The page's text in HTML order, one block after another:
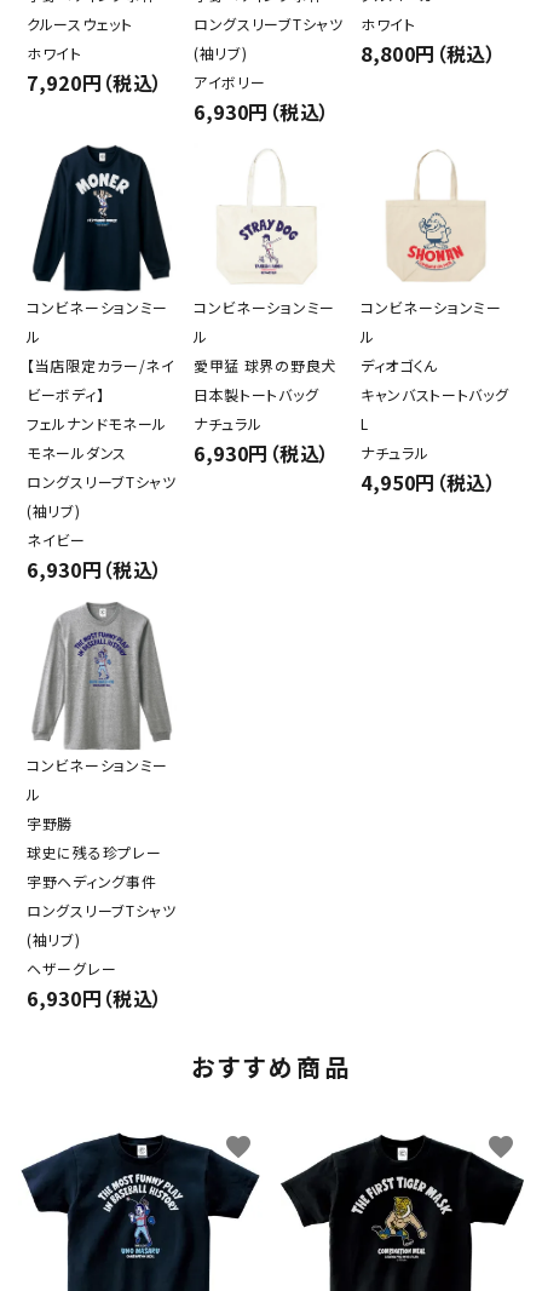
クルースウェット
ホワイト
7,920円（税込）
ロングスリーブTシャツ
(袖リブ)
アイボリー
6,930円（税込）
ホワイト
8,800円（税込）
コンビネーションミー
ル
【当店限定カラー/ネイ
ビーボディ】
フェルナンドモネール
モネールダンス
ロングスリーブTシャツ
(袖リブ)
ネイビー
6,930円（税込）
コンビネーションミー
ル
愛甲猛 球界の野良犬
日本製トートバッグ
ナチュラル
6,930円（税込）
コンビネーションミー
ル
ディオゴくん
キャンバストートバッグ
L
ナチュラル
4,950円（税込）
コンビネーションミー
ル
宇野勝
球史に残る珍プレー
宇野ヘディング事件
ロングスリーブTシャツ
(袖リブ)
ヘザーグレー
6,930円（税込）
おすすめ商品
favorite favorite